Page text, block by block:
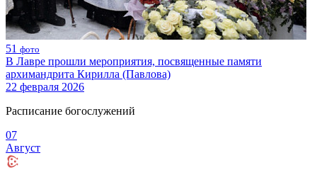
51 фото
В Лавре прошли мероприятия, посвященные памяти
архимандрита Кирилла (Павлова)
22 февраля 2026
Расписание богослужений
07
Август